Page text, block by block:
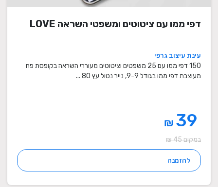
דפי ממו עם ציטוטים ומשפטי השראה LOVE
עינת עיצוב גרפי
150 דפי ממו עם 25 משפטים וציטוטים מעוררי השראה בקופסת פח
מעוצבת דפי ממו בגודל 9-9, נייר נטול עץ 80 ...
₪
במקום 45 ₪
להזמנה